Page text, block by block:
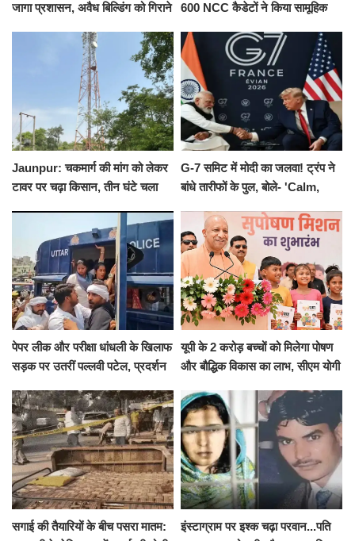
जागा प्रशासन, अवैध बिल्डिंग को गिराने
600 NCC कैडेटों ने किया सामूहिक
संकल्प
Jaunpur: चकमार्ग की मांग को लेकर
टावर पर चढ़ा किसान, तीन घंटे चला
G-7 समिट में मोदी का जलवा! ट्रंप ने
बांधे तारीफों के पुल, बोले- 'Calm,
पेपर लीक और परीक्षा धांधली के खिलाफ
सड़क पर उतरीं पल्लवी पटेल, प्रदर्शन
यूपी के 2 करोड़ बच्चों को मिलेगा पोषण
और बौद्धिक विकास का लाभ, सीएम योगी
सगाई की तैयारियों के बीच पसरा मातम:
इंस्टाग्राम पर इश्क चढ़ा परवान...पति